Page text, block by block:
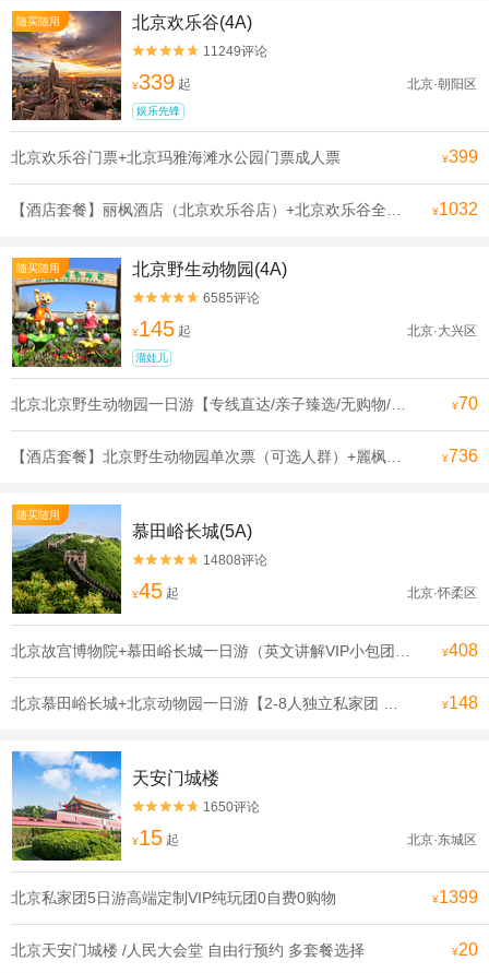
随买随用 北京欢乐谷(4A)

 11249评论
¥339 起 北京·朝阳区
娱乐先锋
北京欢乐谷门票+北京玛雅海滩水公园门票成人票 ¥399
¥1032
随买随用 北京野生动物园(4A)

 6585评论
¥145 起 北京·大兴区
溜娃儿
¥70
¥736
随买随用
慕田峪长城(5A)

 14808评论
¥45 起 北京·怀柔区
¥408
¥148
天安门城楼

 1650评论
¥15 起 北京·东城区
北京私家团5日游高端定制VIP纯玩团0自费0购物 ¥1399
北京天安门城楼 /人民大会堂 自由行预约 多套餐选择 ¥20